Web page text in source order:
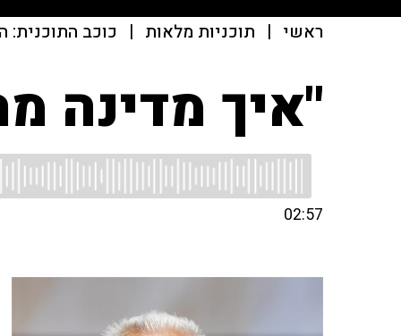
ראשי | תוכניות מלאות | כוכב התוכנית:
"איך מדינה
02:57